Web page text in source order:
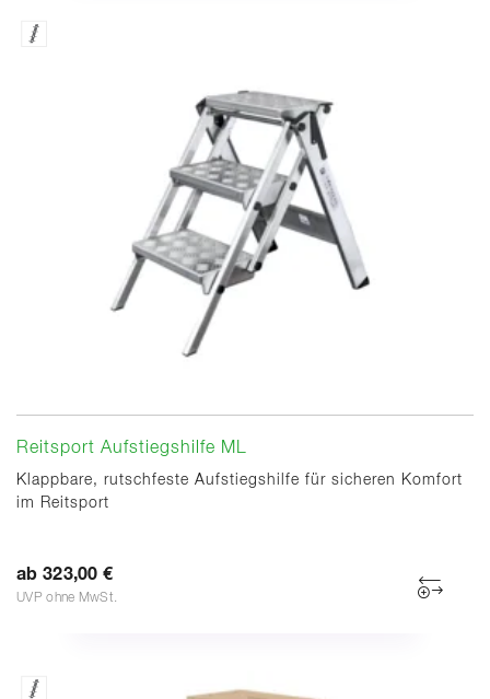
Reitsport Aufstiegshilfe ML
Klappbare, rutschfeste Aufstiegshilfe für sicheren Komfort
im Reitsport
ab 323,00 €
UVP ohne MwSt.